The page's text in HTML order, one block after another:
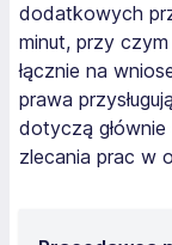
dodatkowych
minut, przy czym
łącznie na
prawa
dotyczą
zlecania prac w